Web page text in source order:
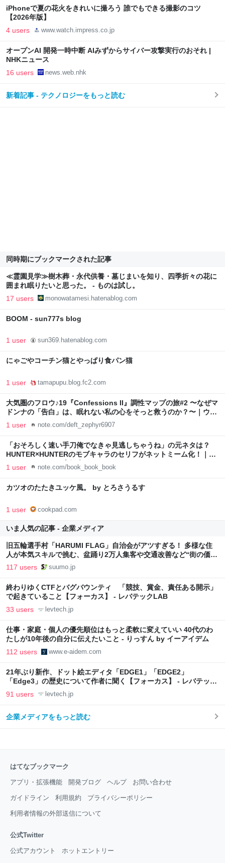
iPhoneで夏の花火をきれいに撮ろう 誰でもできる撮影のコツ
【2026年版】
4 users www.watch.impress.co.jp
オープンAI 開発一時中断 AIみずからサイバー攻撃実行のおそれ |
NHKニュース
16 users news.web.nhk
新着記事 - テクノロジーをもっと読む
同時期にブックマークされた記事
≪霊園見学≫樹木葬・永代供養・墓じまいを知り、四季折々の花に
囲まれ眠りたいと思った。 - ものは試し。
17 users monowatamesi.hatenablog.com
BOOM - sun777s blog
1 user sun369.hatenablog.com
にゃごやコーチン猫とやっぱり食パン猫
1 user tamapupu.blog.fc2.com
大気圏のフロウ♪19『Confessions II』調性マップの旅#2 〜なぜマ
ドンナの「告白」は、眠れない私の心をそっと救うのか？〜｜ウエ
ハラマキ
1 user note.com/deft_zephyr6907
「おそろしく速い手刀俺でなきゃ見逃しちゃうね」の元ネタは？
HUNTER×HUNTERのモブキャラのセリフがネットミーム化！｜ほ
んのび＠おすすめ本紹介
1 user note.com/book_book_book
カツオのたたきユッケ風。 by とろさうるす
1 user cookpad.com
いま人気の記事 - 企業メディア
旧五輪選手村「HARUMI FLAG」自治会がアツすぎる！ 多様な住
人が本気スキルで挑む、盆踊り2万人集客や交通改善など“街の価値
向上”戦略 東京・中央区
117 users suumo.jp
終わりゆくCTFとバグバウンティ 「競技、賞金、責任ある開示」
で起きていること【フォーカス】 - レバテックLAB
33 users levtech.jp
仕事・家庭・個人の優先順位はもっと柔軟に変えていい 40代のわ
たしが10年後の自分に伝えたいこと - りっすん by イーアイデム
112 users www.e-aidem.com
21年ぶり新作、ドット絵エディタ「EDGE1」「EDGE2」
「Edge3」の歴史について作者に聞く【フォーカス】 - レバテック
LAB
91 users levtech.jp
企業メディアをもっと読む
はてなブックマーク
アプリ・拡張機能 開発ブログ ヘルプ お問い合わせ
ガイドライン 利用規約 プライバシーポリシー
利用者情報の外部送信について
公式Twitter
公式アカウント ホットエントリー